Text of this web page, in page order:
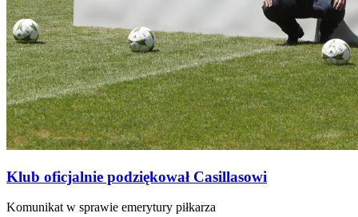
Klub oficjalnie podziękował Casillasowi
Komunikat w sprawie emerytury piłkarza